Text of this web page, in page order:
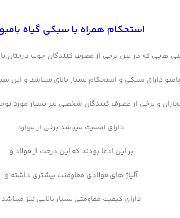
استحکام همراه با سبکی گیاه بامبو
هایی که در بین برخی از مصرف کنندگان چوب درختان
دارای سبکی و استجکام بسیار بالای میباشد و این
و برخی از مصرف کنندگان شخصی نیز بسیار مورد
دارای اهمیت میباشد برخی از موارد
بر این ادعا بودند که این درخت از فولاد و
آلیاژ های فولادی مقاومنت بیشتری داشته و
دارای کیفیت مقاومتی بسیار بالایی نیز میباشد